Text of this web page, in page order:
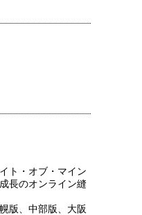
ト・オブ・マイン
長のオンライン縫
版、中部版、大阪